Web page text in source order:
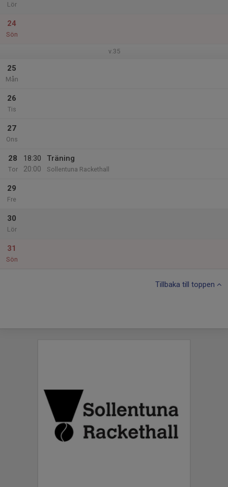
Lör
24
Sön
v.35
25
Mån
26
Tis
27
Ons
28
Tor
18:30
20:00
Träning
Sollentuna Rackethall
29
Fre
30
Lör
31
Sön
Tillbaka till toppen